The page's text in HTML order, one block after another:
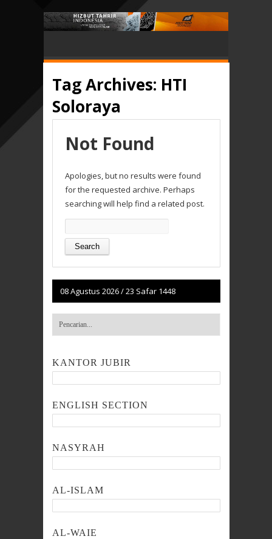
Tag Archives: HTI
Soloraya
Not Found
Apologies, but no results were found
for the requested archive. Perhaps
searching will help find a related post.
for:
08 Agustus 2026/23 Safar 1448
KANTOR JUBIR
ENGLISH SECTION
NASYRAH
AL-ISLAM
AL-WAIE